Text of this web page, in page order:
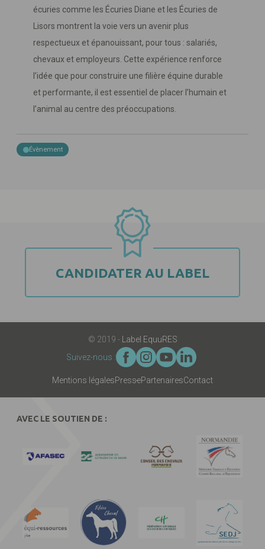
écuries comme les Écuries Diane et les Écuries de
Lisors montrent la voie vers un avenir plus
respectueux et épanouissant, pour tous : salariés,
chevaux et employeurs. Cette expérience renforce
l’idée que pour construire une filière équine durable
et performante, il est essentiel de placer l’humain et
l’animal au centre des préoccupations.
Évènement
CANDIDATER AU LABEL
© 2019 - Label EquuRES
Suivez-nous :
Mentions légalesPressePartenairesContact
AVEC LE SOUTIEN DE :